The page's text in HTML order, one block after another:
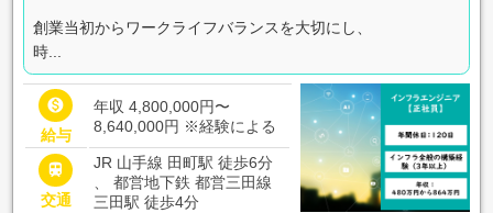
創業当初からワークライフバランスを⼤切にし、
時...

給与
年収 4,800,000円〜
8,640,000円 ※経験による

交通
JR 山手線 田町駅 徒歩6分
、 都営地下鉄 都営三田線
三田駅 徒歩4分